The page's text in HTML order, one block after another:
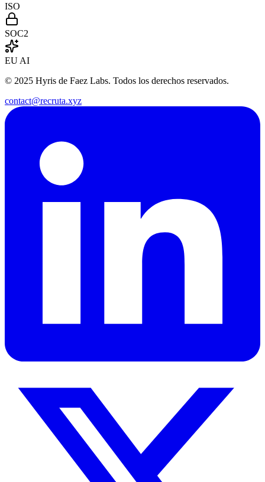
ISO
SOC2
EU AI
© 2025 Hyris de Faez Labs. Todos los derechos reservados.
contact@recruta.xyz